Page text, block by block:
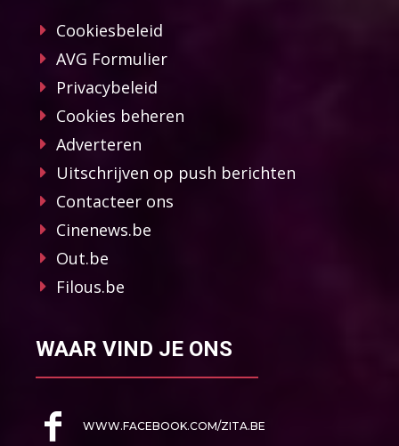
Cookiesbeleid
AVG Formulier
Privacybeleid
Cookies beheren
Adverteren
Uitschrijven op push berichten
Contacteer ons
Cinenews.be
Out.be
Filous.be
WAAR VIND JE ONS
WWW.FACEBOOK.COM/ZITA.BE